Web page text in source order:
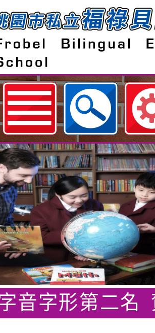
園市私立福祿貝爾雙
第二名 賀~劍